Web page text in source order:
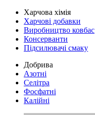
Харчова хімія
Харчові добавки
Виробництво ковбас
Консерванти
Підсилювачі смаку
Добрива
Азотні
Селітра
Фосфатні
Калійні